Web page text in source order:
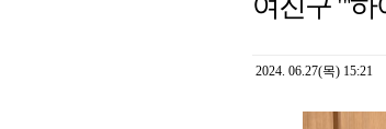
2024. 06.27(목) 15:21